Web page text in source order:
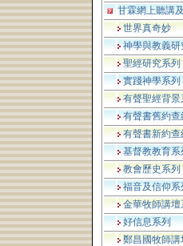
甘霖網上聽講
世界真奇妙
神學與教義研
聖經研究系列
實踐神學系列
有聲聖經背景
有聲書舊約查
有聲書新約查
基督教教育系
教會歷史系列
福音及信仰系
金華牧師講壇
好信息系列
鄭昌國牧師講